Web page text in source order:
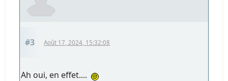
#3 Août 17, 2024, 15:32:08
Ah oui, en effet....